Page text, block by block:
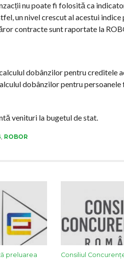
nu poate fi folosită ca
un nivel crescut al acestui
contracte sunt raportate la
dobânzilor pentru creditele
dobânzilor pentru persoanele
venituri la bugetul de stat.
, ROBOR
preluarea
Consiliul